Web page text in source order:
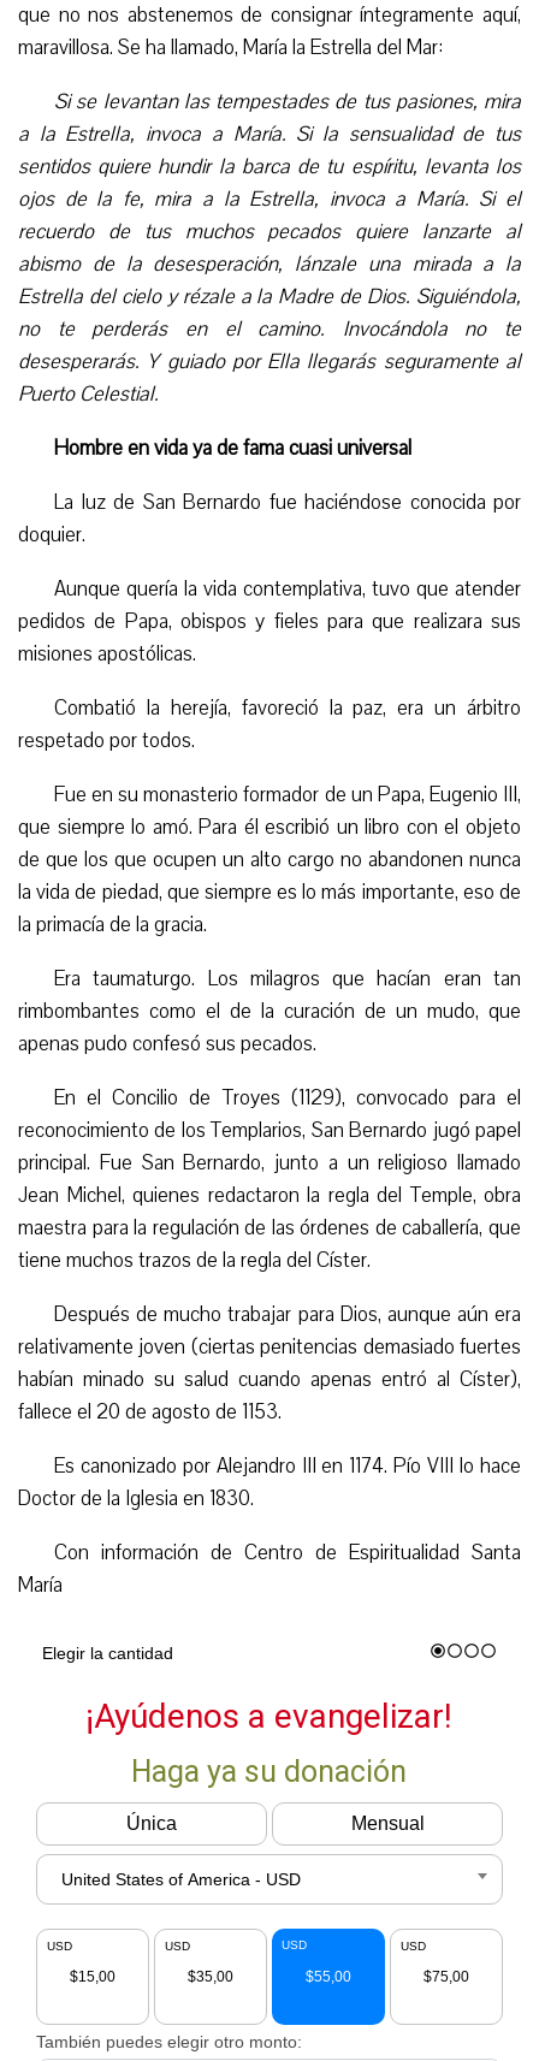
que no nos abstenemos de consignar íntegramente aquí,
maravillosa. Se ha llamado, María la Estrella del Mar:
Si se levantan las tempestades de tus pasiones, mira
a la Estrella, invoca a María. Si la sensualidad de tus
sentidos quiere hundir la barca de tu espíritu, levanta los
ojos de la fe, mira a la Estrella, invoca a María. Si el
recuerdo de tus muchos pecados quiere lanzarte al
abismo de la desesperación, lánzale una mirada a la
Estrella del cielo y rézale a la Madre de Dios. Siguiéndola,
no te perderás en el camino. Invocándola no te
desesperarás. Y guiado por Ella llegarás seguramente al
Puerto Celestial.
Hombre en vida ya de fama cuasi universal
La luz de San Bernardo fue haciéndose conocida por
doquier.
Aunque quería la vida contemplativa, tuvo que atender
pedidos de Papa, obispos y fieles para que realizara sus
misiones apostólicas.
Combatió la herejía, favoreció la paz, era un árbitro
respetado por todos.
Fue en su monasterio formador de un Papa, Eugenio III,
que siempre lo amó. Para él escribió un libro con el objeto
de que los que ocupen un alto cargo no abandonen nunca
la vida de piedad, que siempre es lo más importante, eso de
la primacía de la gracia.
Era taumaturgo. Los milagros que hacían eran tan
rimbombantes como el de la curación de un mudo, que
apenas pudo confesó sus pecados.
En el Concilio de Troyes (1129), convocado para el
reconocimiento de los Templarios, San Bernardo jugó papel
principal. Fue San Bernardo, junto a un religioso llamado
Jean Michel, quienes redactaron la regla del Temple, obra
maestra para la regulación de las órdenes de caballería, que
tiene muchos trazos de la regla del Císter.
Después de mucho trabajar para Dios, aunque aún era
relativamente joven (ciertas penitencias demasiado fuertes
habían minado su salud cuando apenas entró al Císter),
fallece el 20 de agosto de 1153.
Es canonizado por Alejandro III en 1174. Pío VIII lo hace
Doctor de la Iglesia en 1830.
Con información de Centro de Espiritualidad Santa
María